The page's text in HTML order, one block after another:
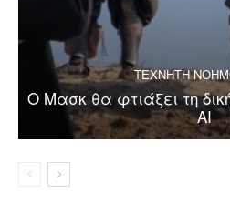
ΤΕΧΝΗΤΗ
Ο Μασκ θα φτιάξει τη
AI